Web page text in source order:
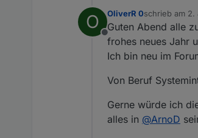
O
Offline
OliverR 0schrieb am 2.
zuletzt
Guten Abend alle
frohes neues Jahr
Ich bin neu im
Von Beruf
Gerne würde ich
alles in @ArnoD